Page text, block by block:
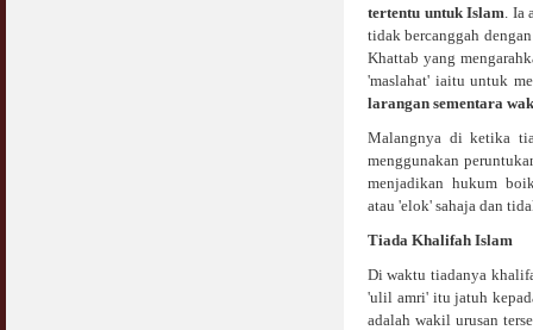
tertentu untuk Islam. Ia
tidak bercanggah
Khattab yang
'maslahat' iaitu untuk
larangan sementara
Malangnya di ketika
menggunakan
menjadikan hukum
atau 'elok' sahaja dan
Tiada Khalifah Islam
Di waktu tiadanya
'ulil amri' itu jatuh
adalah wakil urusan